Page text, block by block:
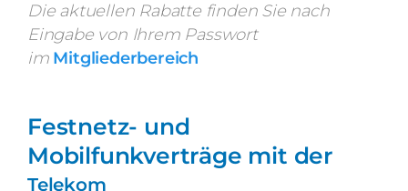
Die aktuellen Rabatte finden Sie nach
Eingabe von Ihrem Passwort
im Mitgliederbereich
Festnetz- und
Mobilfunkverträge mit der
Telekom